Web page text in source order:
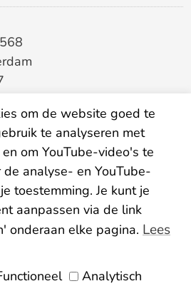
voorwaarden
om de website goed te
te analyseren met
om YouTube-video's te
de analyse- en YouTube-
toestemming. Je kunt je
aanpassen via de link
onderaan elke pagina. Lees
Analytisch